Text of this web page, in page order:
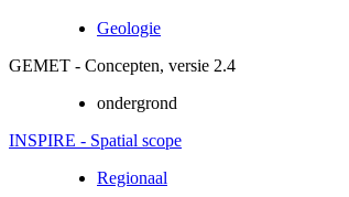
Geologie
GEMET - Concepten, versie 2.4
ondergrond
INSPIRE - Spatial scope
Regionaal